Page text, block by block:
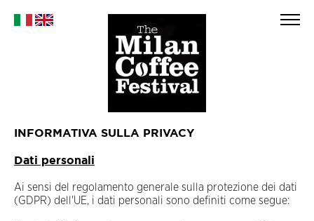
INFORMATIVA SULLA PRIVACY
Dati personali
Ai sensi del regolamento generale sulla protezione dei dati
(GDPR) dell'UE, i dati personali sono definiti come segue: